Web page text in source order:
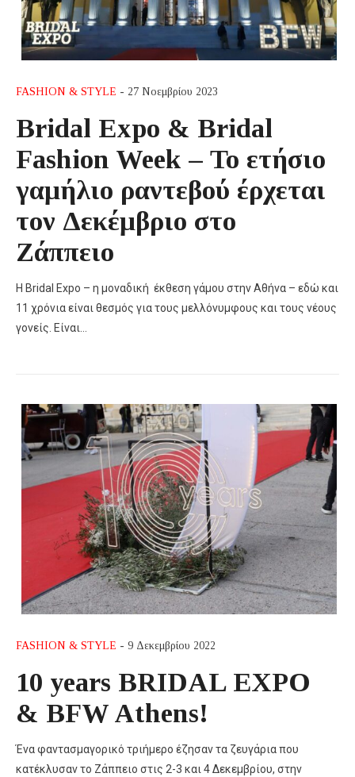
FASHION & STYLE - 27 Νοεμβρίου 2023
Bridal Expo & Bridal
Fashion Week – Το ετήσιο
γαμήλιο ραντεβού έρχεται
τον Δεκέμβριο στο
Ζάππειο
Η Bridal Expo – η μοναδική έκθεση γάμου στην Αθήνα – εδώ και
11 χρόνια είναι θεσμός για τους μελλόνυμφους και τους νέους
γονείς. Είναι…
FASHION & STYLE - 9 Δεκεμβρίου 2022
10 years BRIDAL EXPO
& BFW Athens!
Ένα φαντασμαγορικό τριήμερο έζησαν τα ζευγάρια που
κατέκλυσαν το Ζάππειο στις 2-3 και 4 Δεκεμβρίου, στην